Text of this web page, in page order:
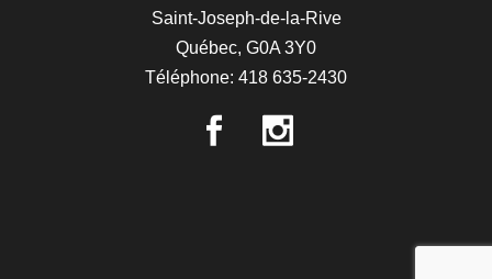
Saint-Joseph-de-la-Rive
Québec, G0A 3Y0
Téléphone: 418 635-2430